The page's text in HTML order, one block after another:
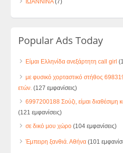
Popular Ads Today
Είμαι Ελληνίδα ανεξάρτητη call girl
με φυσικό χορταστικό στήθος
ετών. (127 εμφανίσεις)
6997200188 Σούζι, είμαι διαθέσιμη
(121 εμφανίσεις)
σε δικό μου χώρο (104 εμφανίσεις)
Έμπειρη ξανθιά. Αθήνα (101